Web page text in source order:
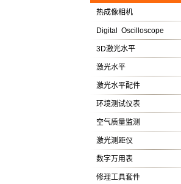
热成像相机
Digital Oscilloscope
3D激光水平
激光水平
激光水平配件
环境测试仪表
空气质量监测
激光测距仪
数字万用表
修理工具套件